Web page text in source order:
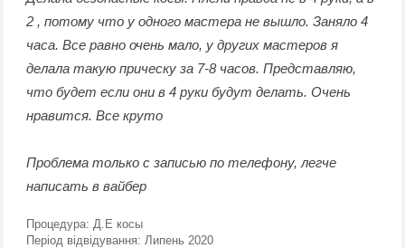
2 , потому что у одного мастера не вышло. Заняло 4
часа. Все равно очень мало, у других мастеров я
делала такую прическу за 7-8 часов. Представляю,
что будет если они в 4 руки будут делать. Очень
нравится. Все круто
Проблема только с записью по телефону, легче
написать в вайбер
Процедура: Д.Е косы
Період відвідування: Липень 2020